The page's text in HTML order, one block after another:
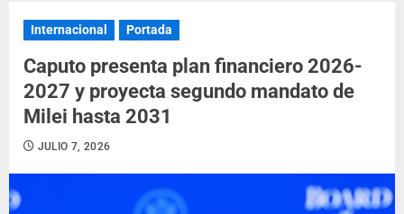
Internacional Portada
Caputo presenta plan financiero 2026-
2027 y proyecta segundo mandato de
Milei hasta 2031
JULIO 7, 2026